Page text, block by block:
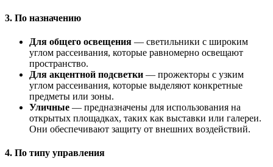
3. По назначению
Для общего освещения — светильники с широким
углом рассеивания, которые равномерно освещают
пространство.
Для акцентной подсветки — прожекторы с узким
углом рассеивания, которые выделяют конкретные
предметы или зоны.
Уличные — предназначены для использования на
открытых площадках, таких как выставки или галереи.
Они обеспечивают защиту от внешних воздействий.
4. По типу управления